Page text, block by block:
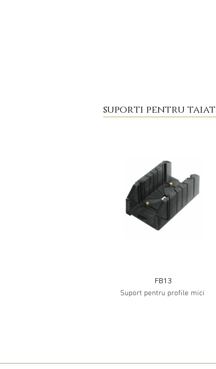
suporti pentru taiat
FB13
Suport pentru profile mici